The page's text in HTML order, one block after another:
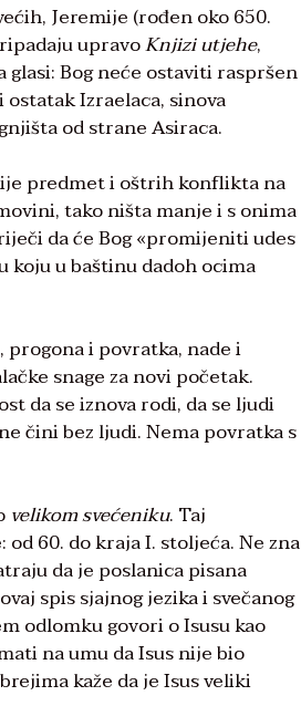
Jeremije (rođen oko 650.
upravoKnjizi utjehe,
Bog neće ostaviti raspršen
Izraelaca, sinova
od strane Asiraca.
predmet i oštrih konflikta na
tako ništa manje i s onima
da će Bog «promijeniti udes
koju u baštinu dadoh ocima
i povratka, nade i
snage za novi početak.
da se iznova rodi, da se ljudi
čini bez ljudi. Nema povratka s
velikom svećeniku. Taj
60. do kraja I. stoljeća. Ne zna
da je poslanica pisana
spis sjajnog jezika i svečanog
odlomku govori o Isusu kao
na umu da Isus nije bio
kaže da je Isus veliki